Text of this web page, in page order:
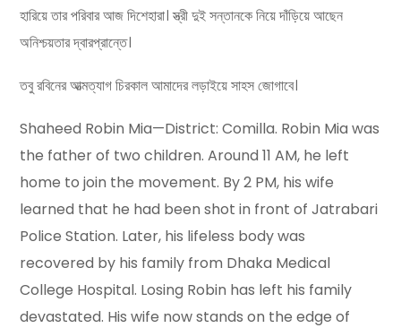
হারিয়ে তার পরিবার আজ দিশেহারা। স্ত্রী দুই সন্তানকে নিয়ে দাঁড়িয়ে আছেন
অনিশ্চয়তার দ্বারপ্রান্তে।
তবু রবিনের আত্মত্যাগ চিরকাল আমাদের লড়াইয়ে সাহস জোগাবে।
Shaheed Robin Mia—District: Comilla. Robin Mia was
the father of two children. Around 11 AM, he left
home to join the movement. By 2 PM, his wife
learned that he had been shot in front of Jatrabari
Police Station. Later, his lifeless body was
recovered by his family from Dhaka Medical
College Hospital. Losing Robin has left his family
devastated. His wife now stands on the edge of